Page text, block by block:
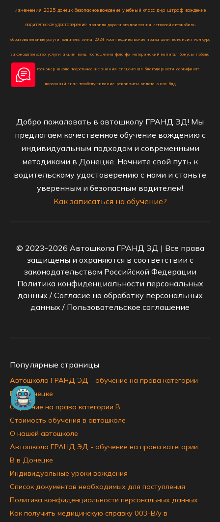
изменения 2025 донецк безопасное вождение учебный класс днр штраф вождение
водительское удостоверение правила дорожного движения легковой автомобиль
образовательные услуги водитель зима 2024 коап водительские права дети вакансия конкурс
законодательство услуги акция юид госпошлина фото фз материнский капитал бонусы победа
знаки госномер школа теоретические знания спецсигнал благодарности сертификат
дорожный знак техобслуживание реквизиты оплата о нас бдд
Добро пожаловать в автошколу ГРАНД ЭД! Мы
предлагаем качественное обучение вождению с
индивидуальным подходом и современными
методиками в Донецке. Начните свой путь к
водительскому удостоверению с нами и станьте
уверенным и безопасным водителем!
Как записаться на обучение?
© 2023-2026 Автошкола ГРАНД ЭД | Все права
защищены и охраняются в соответствии с
законодательством Российской Федерации
Политика конфиденциальности персональных
данных / Согласие на обработку персональных
данных / Пользовательское соглашение
Популярные страницы
Автошкола ГРАНД ЭД - обучение на права категории
B в Донецке
Обучение на права категории B
Стоимость обучения в автошколе
О нашей автошколе
Автошкола ГРАНД ЭД - обучение на права категории
B в Донецке
Индивидуальные уроки вождения
Список документов необходимых для поступления
Политика конфиденциальности персональных данных
Как получить медицинскую справку 003-В/у в